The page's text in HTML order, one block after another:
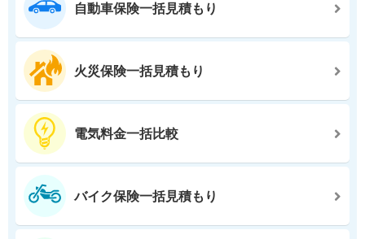
自動車保険一括見積もり
火災保険一括見積もり
電気料金一括比較
バイク保険一括見積もり